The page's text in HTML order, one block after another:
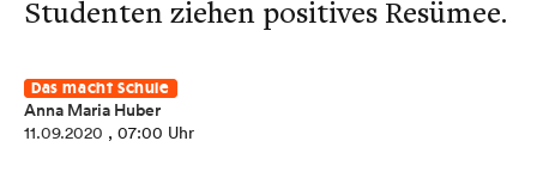
Studenten ziehen positives Resümee.
Das macht Schule
Anna Maria Huber
11.09.2020 , 07:00 Uhr